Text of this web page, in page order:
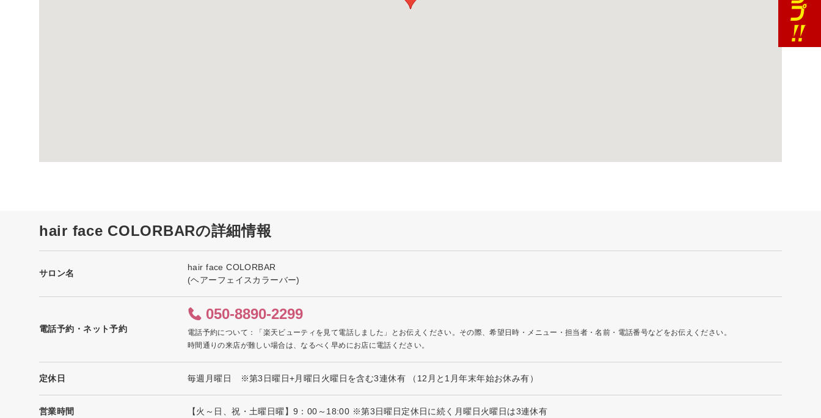
hair face COLORBARの詳細情報
サロン名
hair face COLORBAR
(ヘアーフェイスカラーバー)
電話予約・ネット予約
050-8890-2299
電話予約について：「楽天ビューティを見て電話しました」とお伝えください。その際、希望日時・メニュー・担当者・名前・電話番号などをお伝えください。
時間通りの来店が難しい場合は、なるべく早めにお店に電話ください。
定休日 毎週月曜日 ※第3日曜日+月曜日火曜日を含む3連休有 （12月と1月年末年始お休み有）
営業時間 【火～日、祝・土曜日曜】9：00～18:00 ※第3日曜日定休日に続く月曜日火曜日は3連休有